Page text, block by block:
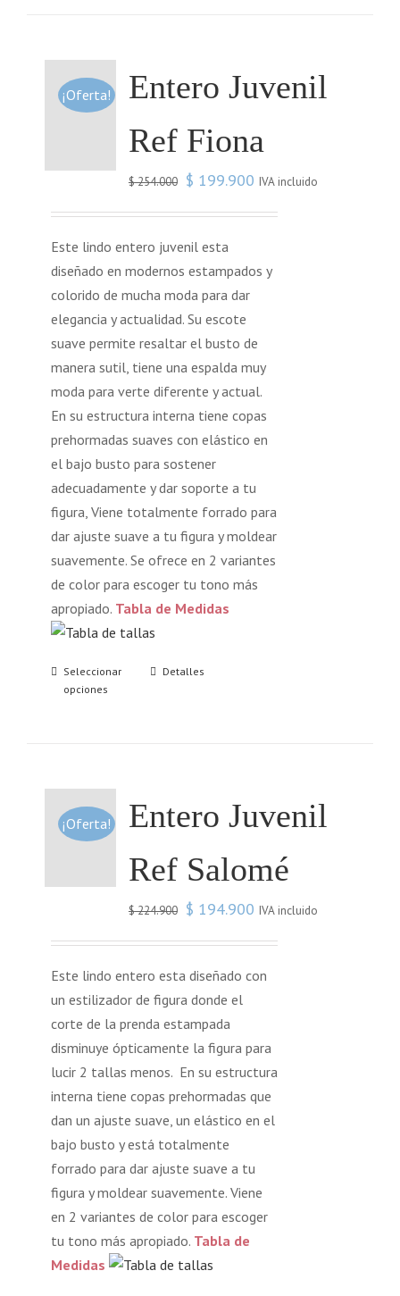
¡Oferta!
Entero Juvenil
Ref Fiona
$254.000 $ 199.900 IVA incluido
Este lindo entero juvenil esta
diseñado en modernos estampados y
colorido de mucha moda para dar
elegancia y actualidad. Su escote
suave permite resaltar el busto de
manera sutil, tiene una espalda muy
moda para verte diferente y actual.
En su estructura interna tiene copas
prehormadas suaves con elástico en
el bajo busto para sostener
adecuadamente y dar soporte a tu
figura, Viene totalmente forrado para
dar ajuste suave a tu figura y moldear
suavemente. Se ofrece en 2 variantes
de color para escoger tu tono más
apropiado. Tabla de Medidas
Seleccionar
opciones
Detalles
¡Oferta!
Entero Juvenil
Ref Salomé
$224.900 $ 194.900 IVA incluido
Este lindo entero esta diseñado con
un estilizador de figura donde el
corte de la prenda estampada
disminuye ópticamente la figura para
lucir 2 tallas menos. En su estructura
interna tiene copas prehormadas que
dan un ajuste suave, un elástico en el
bajo busto y está totalmente
forrado para dar ajuste suave a tu
figura y moldear suavemente. Viene
en 2 variantes de color para escoger
tu tono más apropiado. Tabla de
Medidas